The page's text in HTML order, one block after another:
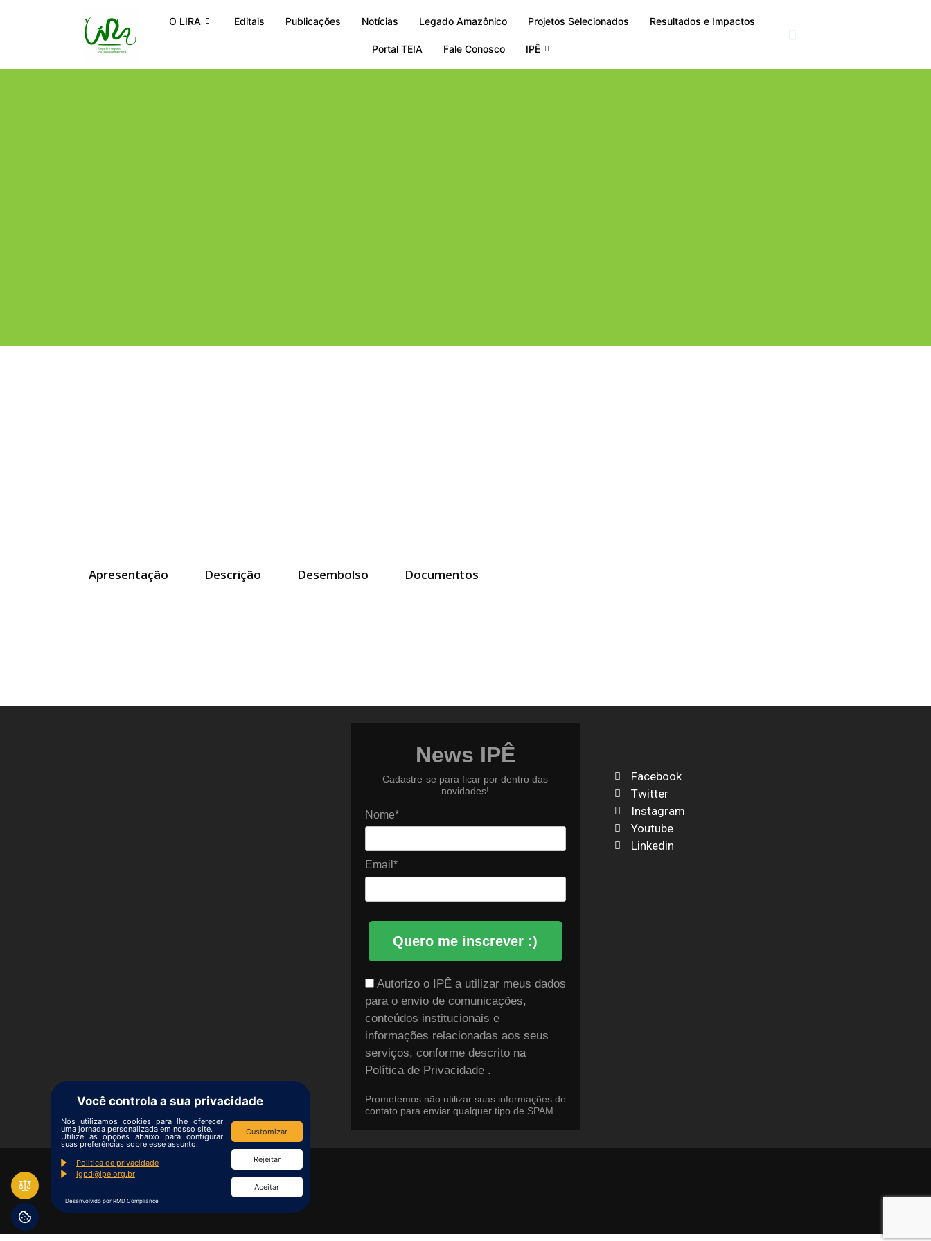
O LIRA Editais Publicações Notícias Legado Amazônico Projetos Selecionados Resultados e Impactos
Portal TEIA Fale Conosco IPÊ
Apresentação Descrição Desembolso Documentos
News IPÊ
Cadastre-se para ficar por dentro das
novidades!
Nome*
Email*
Quero me inscrever :)
Autorizo o IPÊ a utilizar meus dados
para o envio de comunicações,
conteúdos institucionais e
informações relacionadas aos seus
serviços, conforme descrito na
Política de Privacidade .
Prometemos não utilizar suas informações de
contato para enviar qualquer tipo de SPAM.
Facebook
Twitter
Instagram
Youtube
Linkedin
Você controla a sua privacidade
Nós utilizamos cookies para lhe oferecer
uma jornada personalizada em nosso site.
Utilize as opções abaixo para configurar
suas preferências sobre esse assunto.
Politica de privacidade
lgpd@ipe.org.br
Customizar
Rejeitar
Aceitar
Desenvolvido por RMD Compliance